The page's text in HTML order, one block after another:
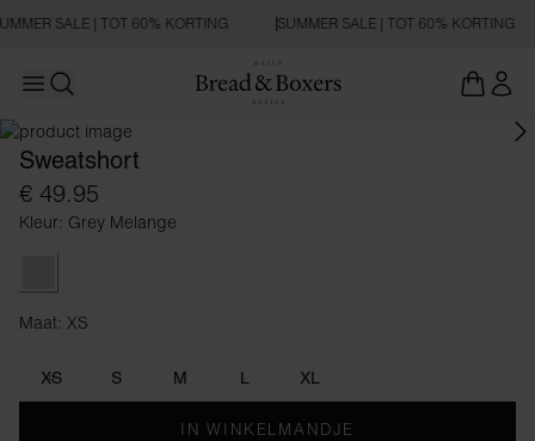
SALE | TOT 60% KORTING SUMMER SALE | TOT 60% KORTING
Open main menu
Sweatshort
€ 49.95
Kleur: Grey Melange
Maat: XS
XS S M L XL
IN WINKELMANDJE